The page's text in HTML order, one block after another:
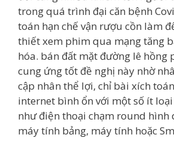
trong quá trình đại căn bệnh
toán hạn chế vận rượu cồn làm
thiết xem phim qua mạng tăng
hóa. bán đất mặt đường lê hồng
cung ứng tốt đề nghị này nhờ
cập nhân thể lợi, chỉ bài xích
internet bình ổn với một số ít
như điện thoại chạm round hình
máy tính bảng, máy tính hoặc